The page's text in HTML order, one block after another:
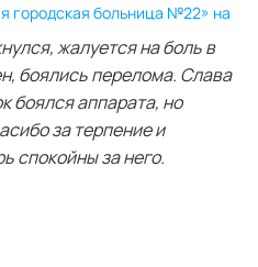
городская больница №22» на
жалуется на боль в
боялись перелома. Слава
боялся аппарата, но
за терпение и
спокойны за него.